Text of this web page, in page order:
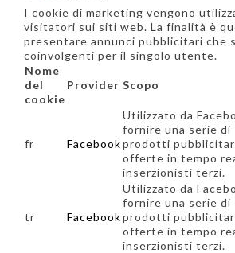
I cookie di marketing vengono
visitatori sui siti web. La finalità è
presentare annunci pubblicitari che
coinvolgenti per il singolo utente.
Nome
del
cookie
Provider Scopo
fr Facebook
Utilizzato da
fornire una serie di
prodotti
offerte in tempo
inserzionisti terzi.
tr Facebook
Utilizzato da
fornire una serie di
prodotti
offerte in tempo
inserzionisti terzi.